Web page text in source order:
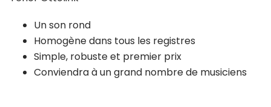
Un son rond
Homogène dans tous les registres
Simple, robuste et premier prix
Conviendra à un grand nombre de musiciens